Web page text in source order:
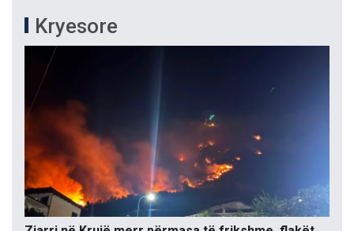
Kryesore